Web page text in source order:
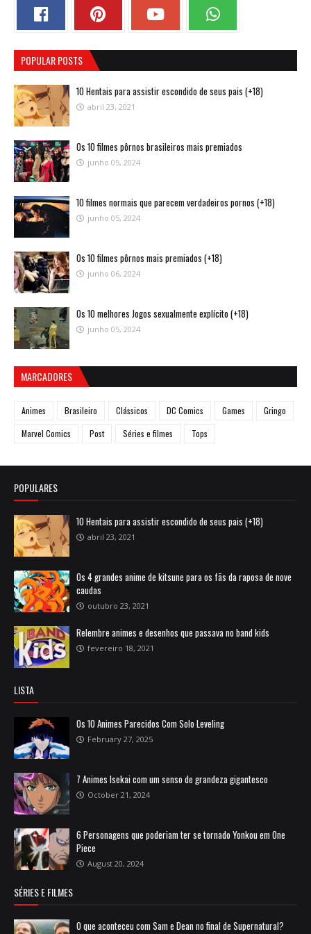
POPULAR POSTS
10 Hentais para assistir escondido de seus pais (+18)
abril 23, 2021
Os 10 filmes pôrnos brasileiros mais premiados
junho 05, 2024
10 filmes normais que parecem verdadeiros pornos (+18)
junho 05, 2024
Os 10 filmes pôrnos mais premiados (+18)
junho 06, 2024
Os 10 melhores Jogos sexualmente explícito (+18)
junho 05, 2024
MARCADORES
Animes Brasileiro Clássicos DC Comics Games
Gringo
Marvel Comics
Post Séries e filmes Tops
POPULARES
10 Hentais para assistir escondido de seus pais (+18)
abril 23, 2021
Os 4 grandes anime de kitsune para os fãs da raposa de nove
caudas
outubro 23, 2021
Relembre animes e desenhos que passava no band kids
fevereiro 18, 2021
LISTA
Os 10 Animes Parecidos Com Solo Leveling
February 27, 2025
7 Animes Isekai com um senso de grandeza gigantesco
October 21, 2024
6 Personagens que poderiam ter se tornado Yonkou em One
Piece
August 20, 2024
SÉRIES E FILMES
O que aconteceu com Sam e Dean no final de Supernatural?